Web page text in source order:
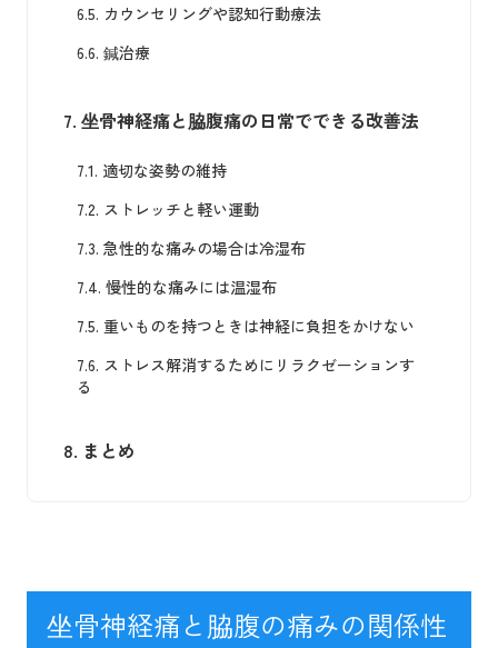
6.5. カウンセリングや認知行動療法
6.6. 鍼治療
7. 坐骨神経痛と脇腹痛の日常でできる改善法
7.1. 適切な姿勢の維持
7.2. ストレッチと軽い運動
7.3. 急性的な痛みの場合は冷湿布
7.4. 慢性的な痛みには温湿布
7.5. 重いものを持つときは神経に負担をかけない
7.6. ストレス解消するためにリラクゼーションす
る
8. まとめ
坐骨神経痛と脇腹の痛みの関係性